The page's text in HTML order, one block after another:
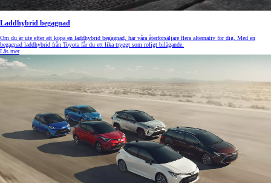
Laddhybrid begagnad
Om du är ute efter att köpa en laddhybrid begagnad, har våra återförsäljare flera alternativ för dig. Med en
begagnad laddhybrid från Toyota får du ett lika tryggt som roligt bilägande.
Läs mer